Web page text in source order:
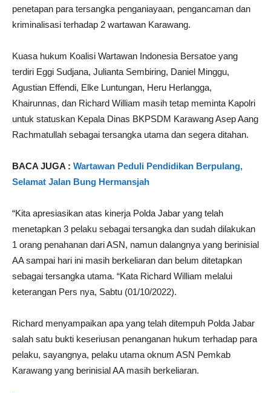
penetapan para tersangka penganiayaan, pengancaman dan
kriminalisasi terhadap 2 wartawan Karawang.
Kuasa hukum Koalisi Wartawan Indonesia Bersatoe yang
terdiri Eggi Sudjana, Julianta Sembiring, Daniel Minggu,
Agustian Effendi, Elke Luntungan, Heru Herlangga,
Khairunnas, dan Richard William masih tetap meminta Kapolri
untuk statuskan Kepala Dinas BKPSDM Karawang Asep Aang
Rachmatullah sebagai tersangka utama dan segera ditahan.
BACA JUGA : Wartawan Peduli Pendidikan Berpulang,
Selamat Jalan Bung Hermansjah
“Kita apresiasikan atas kinerja Polda Jabar yang telah
menetapkan 3 pelaku sebagai tersangka dan sudah dilakukan
1 orang penahanan dari ASN, namun dalangnya yang berinisial
AA sampai hari ini masih berkeliaran dan belum ditetapkan
sebagai tersangka utama. “Kata Richard William melalui
keterangan Pers nya, Sabtu (01/10/2022).
Richard menyampaikan apa yang telah ditempuh Polda Jabar
salah satu bukti keseriusan penanganan hukum terhadap para
pelaku, sayangnya, pelaku utama oknum ASN Pemkab
Karawang yang berinisial AA masih berkeliaran.